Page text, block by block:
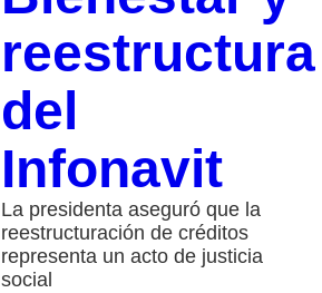
reestructura
del
Infonavit
La presidenta aseguró que la
reestructuración de créditos
representa un acto de justicia
social